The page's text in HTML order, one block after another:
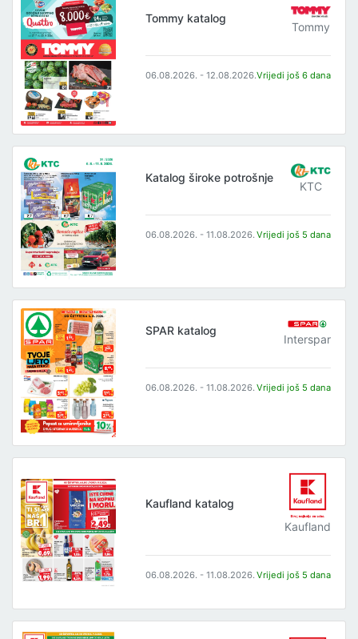
Tommy katalog
Tommy
06.08.2026. - 12.08.2026.Vrijedi još 6 dana
Katalog široke potrošnje
KTC
06.08.2026. - 11.08.2026. Vrijedi još 5 dana
SPAR katalog
Interspar
06.08.2026. - 11.08.2026. Vrijedi još 5 dana
Kaufland katalog
Kaufland
06.08.2026. - 11.08.2026. Vrijedi još 5 dana